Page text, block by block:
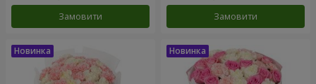
Замовити Замовити